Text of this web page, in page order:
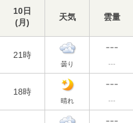
10日
(月 )
天気 雲量
21時
曇り ---
18時
晴れ ---